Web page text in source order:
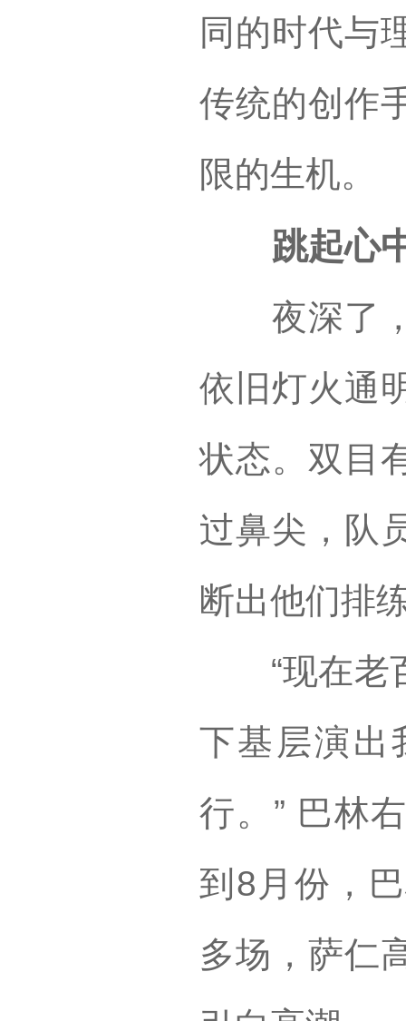
同的时代与
传统的创作
限的生机。
跳起心中
夜深了，
依旧灯火通
状态。双目
过鼻尖，队
断出他们排
“现在老百
下基层演出
行。” 巴林
到8月份，
多场，萨仁